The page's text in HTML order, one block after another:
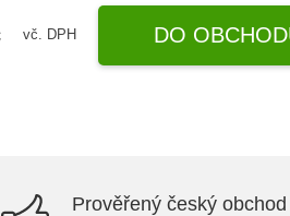
vč. DPH DO
Prověřený český obchod